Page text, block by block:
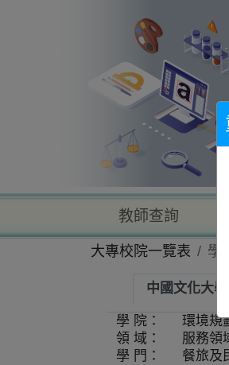
教師查詢
大專校院一覽表 學
中國文化大
學 院：
環境規
領 域：
服務領
學 門：
餐旅及